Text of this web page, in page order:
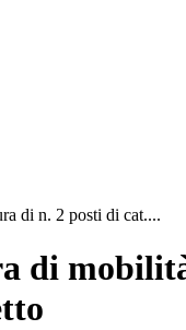
di n. 2 posti di cat....
di